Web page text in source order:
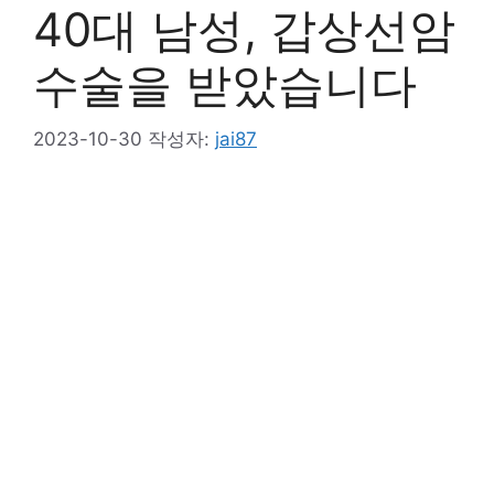
40대 남성, 갑상선암
수술을 받았습니다
2023-10-30 작성자: jai87